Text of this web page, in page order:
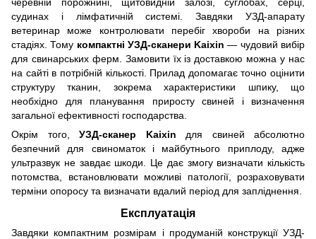
судинах і лімфатичній системі. Завдяки УЗД-апарату
ветеринар може контролювати перебіг хвороби на різних
стадіях. Тому компактні УЗД-сканери Kaixin — чудовий вибір
для свинарських ферм. Замовити їх із доставкою можна у нас
на сайті в потрібній кількості. Прилад допомагає точно оцінити
структуру тканин, зокрема характеристики шпику, що
необхідно для планування приросту свиней і визначення
загальної ефективності господарства.
Окрім того, УЗД-сканер Kaixin для свиней абсолютно
безпечний для свиноматок і майбутнього приплоду, адже
ультразвук не завдає шкоди. Це дає змогу визначати кількість
потомства, встановлювати можливі патології, розраховувати
терміни опоросу та визначати вдалий період для запліднення.
Експлуатація
Завдяки компактним розмірам і продуманій конструкції УЗД-